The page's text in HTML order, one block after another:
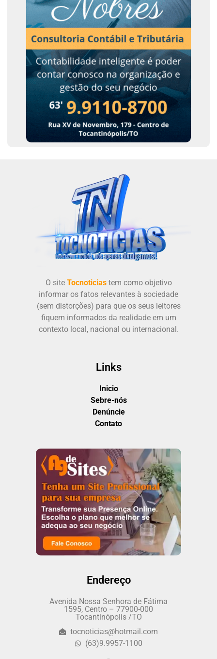
O site Tocnoticiastem como objetivo
informar os fatos relevantes à sociedade
(sem distorções) para que os seus leitores
fiquem informados da realidade em um
contexto local, nacional ou internacional.
Links
Inicio
Sebre-nós
Denúncie
Contato
Endereço
Avenida Nossa Senhora de Fátima
1595, Centro – 77900-000
Tocantinópolis /TO
tocnoticias@hotmail.com
(63)9.9957-1100